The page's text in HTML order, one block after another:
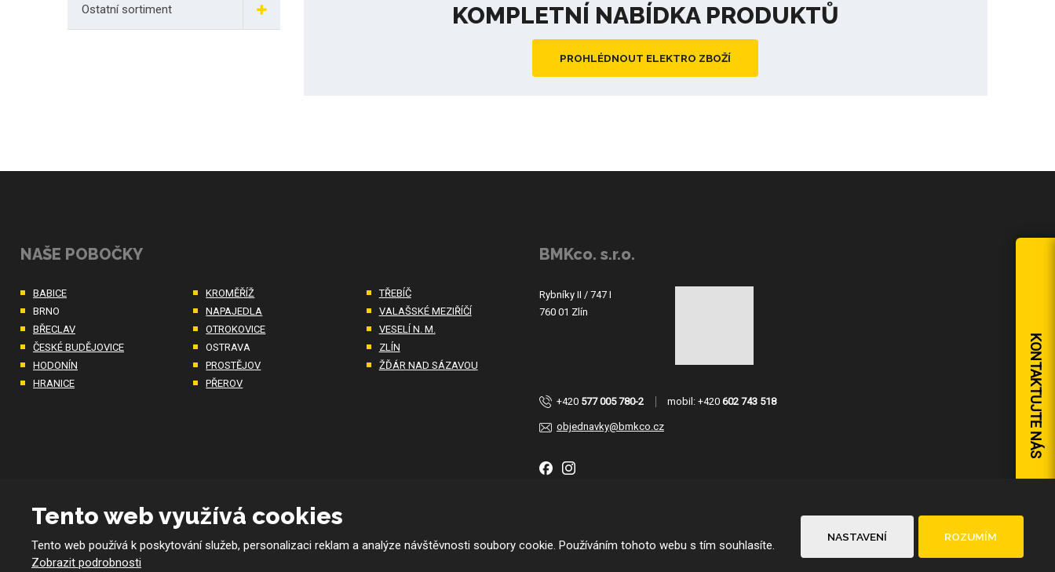
Ostatní sortiment KOMPLETNÍ NABÍDKA PRODUKTŮ
PROHLÉDNOUT ELEKTRO ZBOŽÍ
NAŠE POBOČKY
BABICE
BRNO
BŘECLAV
ČESKÉ BUDĚJOVICE
HODONÍN
HRANICE
KROMĚŘÍŽ
NAPAJEDLA
OTROKOVICE
OSTRAVA
PROSTĚJOV
PŘEROV
TŘEBÍČ
VALAŠSKÉ MEZIŘÍČÍ
VESELÍ N. M.
ZLÍN
ŽĎÁR NAD SÁZAVOU
BMKco. s.r.o.
Rybníky II / 747 I
760 01 Zlín
+420 577 005 780-2 mobil: +420 602 743 518
objednavky@bmkco.cz KONTAKTUJTE NÁS
© 2026 BMKco. s.r.o. - všechna práva vyhrazena
Tento web využívá cookies
Tento web používá k poskytování služeb, personalizaci reklam a analýze návštěvnosti soubory cookie. Používáním tohoto webu s tím souhlasíte.
Zobrazit podrobnosti
NASTAVENÍ ROZUMÍM